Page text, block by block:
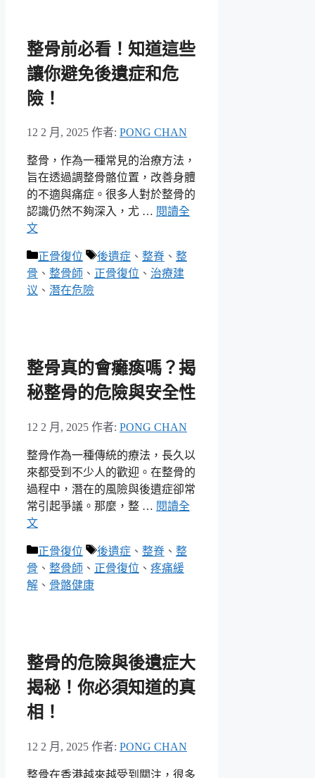
整骨前必看！知道這些
讓你避免後遺症和危
險！
12 2 月, 2025 作者: PONG CHAN
整骨，作為一種常見的治療方法，
旨在透過調整骨骼位置，改善身體
的不適與痛症。很多人對於整骨的
認識仍然不夠深入，尤 … 閱讀全
文
分
類
正骨復位
標
籤
後遺症 、 整脊 、 整
骨 、 整骨師 、 正骨復位 、 治療建
议 、 潛在危險
整骨真的會癱瘓嗎？揭
秘整骨的危險與安全性
12 2 月, 2025 作者: PONG CHAN
整骨作為一種傳統的療法，長久以
來都受到不少人的歡迎。在整骨的
過程中，潛在的風險與後遺症卻常
常引起爭議。那麼，整 … 閱讀全
文
分
類
正骨復位
標
籤
後遺症 、 整脊 、 整
骨 、 整骨師 、 正骨復位 、 疼痛緩
解 、 骨骼健康
整骨的危險與後遺症大
揭秘！你必須知道的真
相！
12 2 月, 2025 作者: PONG CHAN
整骨在香港越來越受到關注，很多